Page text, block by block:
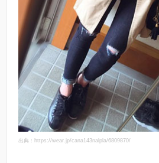
出典：https://wear.jp/cana143nalpla/6809870/